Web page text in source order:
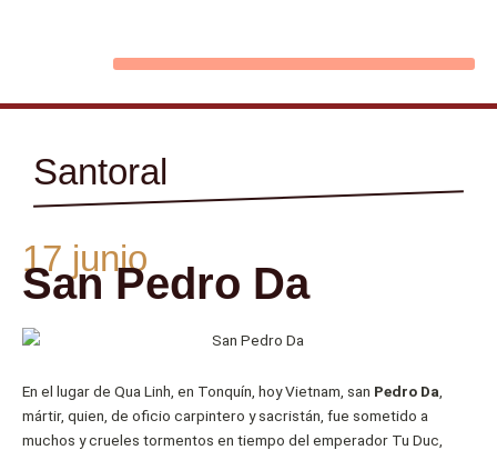
Santoral
17 junio
San Pedro Da
En el lugar de Qua Linh, en Tonquín, hoy Vietnam, san Pedro Da
mártir, quien, de oficio carpintero y sacristán, fue sometido a
muchos y crueles tormentos en tiempo del emperador Tu Duc,